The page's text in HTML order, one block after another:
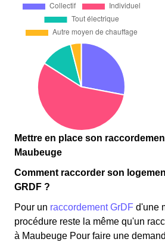
Mettre en place son
Maubeuge
Comment raccorder son
GRDF ?
Pour un raccordement GrDF d'une
procédure reste la même qu'un
à Maubeuge Pour faire une